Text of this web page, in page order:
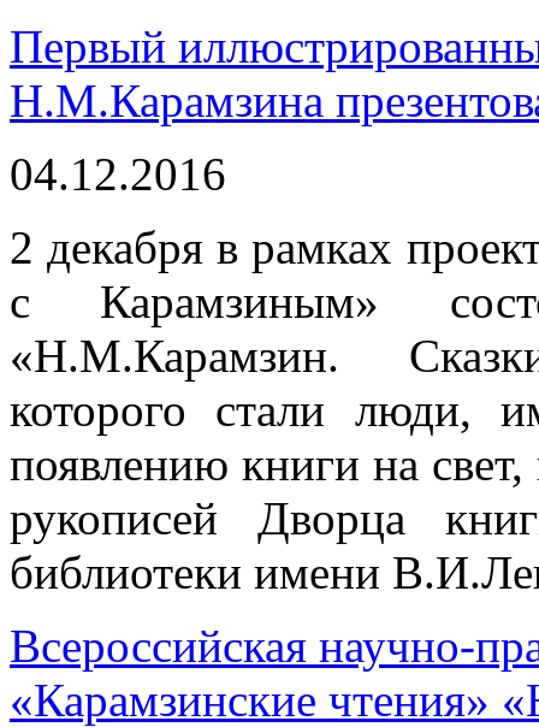
Первый
Н.М.Карамзина
04.12.2016
2 декабря в рамках
с Карамзиным»
«Н.М.Карамзин.
которого стали люди,
появлению книги на
рукописей Дворца
библиотеки имени
Всероссийская научно-
«Карамзинские чтения»